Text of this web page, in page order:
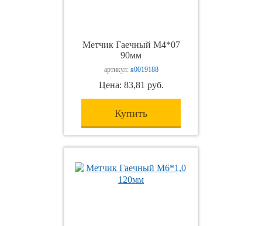
Метчик Гаечный М4*07
90мм
артикул: я0019188
Цена: 83,81 руб.
Купить